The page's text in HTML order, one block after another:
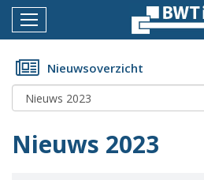
Menu
Home
Nieuws
Documenten
Nieuwsoverzicht
Nieuws 2023